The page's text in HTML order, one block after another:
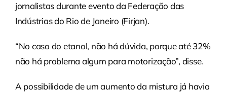
jornalistas durante evento da Federação das
Indústrias do Rio de Janeiro (Firjan).
“No caso do etanol, não há dúvida, porque até 32%
não há problema algum para motorização”, disse.
A possibilidade de um aumento da mistura já havia